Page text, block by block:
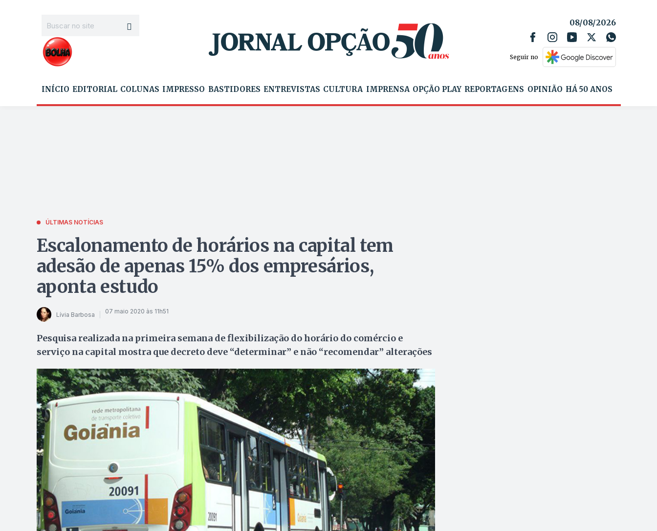
08/08/2026
Seguir no
INÍCIO EDITORIAL COLUNAS IMPRESSO BASTIDORES ENTREVISTAS CULTURA IMPRENSA OPÇÃO PLAY REPORTAGENS OPINIÃO HÁ 50 ANOS
ÚLTIMAS NOTÍCIAS
Escalonamento de horários na capital tem
adesão de apenas 15% dos empresários,
aponta estudo
Lívia Barbosa 07 maio 2020 às 11h51
Pesquisa realizada na primeira semana de flexibilização do horário do comércio e
serviço na capital mostra que decreto deve “determinar” e não “recomendar” alterações